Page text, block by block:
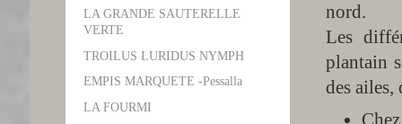
nord.​
Les
plantain
des
LA GRANDE SAUTERELLE
VERTE
TROILUS LURIDUS NYMPH
EMPIS MARQUETE -Pessalla
LA FOURMI